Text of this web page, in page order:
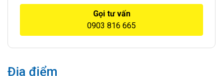
Gọi tư vấn
0903 816 665
Địa điểm